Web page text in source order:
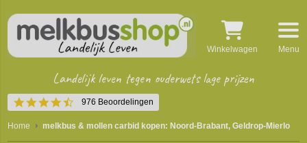
4.5
star
rating
976 Beoordelingen
Landelijk leven tegen ouderwets lage prijzen
Winkelwagen Menu
Home melkbus & mollen carbid kopen: Noord-Brabant, Geldrop-Mierlo